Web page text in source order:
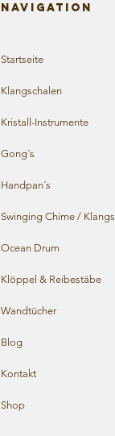
Navigation
Startseite
Klangschalen
Kristall-Instrumente
Gong´s
Handpan´s
Swinging Chime /
Ocean Drum
Klöppel & Reibestäbe
Wandtücher
Blog
Kontakt
Shop